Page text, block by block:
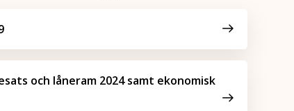
och låneram 2024 samt ekonomisk